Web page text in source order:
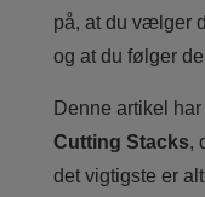
på, at du vælger
og at du følger
Denne artikel
Cutting Stacks,
det vigtigste er